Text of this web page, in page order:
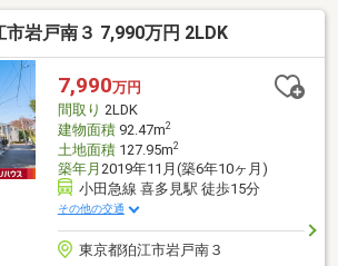
■約9.2帖の小屋裏収納が備わっており、普
役立ちます■シューズインクローゼットが
っきりと保てます■バルコニーと洗面室が
物を干す際の動線がスムーズです■南西向
ー■トイレは各階に設けられています■カー
種による)
市岩戸南３ 7,990万円 2LDK
7,990万円
間取り 2LDK
建物面積92.47m2
土地面積127.95m2
築年月 2019年11月(築6年10ヶ月)
小田急線 喜多見駅 徒歩15分
その他の交通
東京都狛江市岩戸南３